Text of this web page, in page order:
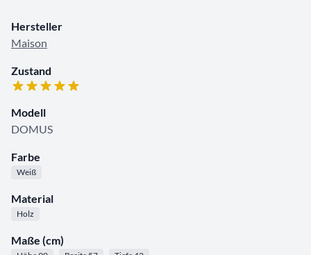
Hersteller
Maison
Zustand
Modell
DOMUS
Farbe
Weiß
Material
Holz
Maße (cm)